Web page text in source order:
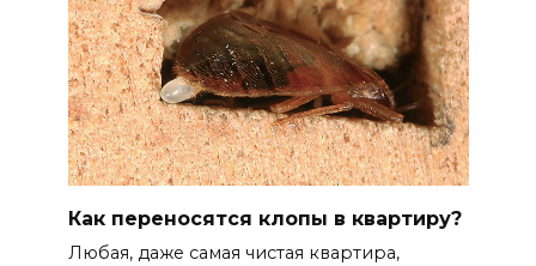
Как переносятся клопы в квартиру?
Любая, даже самая чистая квартира,